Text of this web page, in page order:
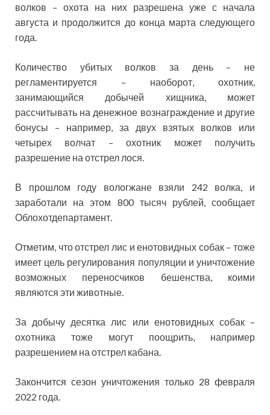
волков – охота на них разрешена уже с начала
августа и продолжится до конца марта следующего
года.
Количество убитых волков за день – не
регламентируется – наоборот, охотник,
занимающийся добычей хищника, может
рассчитывать на денежное вознаграждение и другие
бонусы – например, за двух взятых волков или
четырех волчат – охотник может получить
разрешение на отстрел лося.
В прошлом году вологжане взяли 242 волка, и
заработали на этом 800 тысяч рублей, сообщает
Облохотдепартамент.
Отметим, что отстрел лис и енотовидных собак – тоже
имеет цель регулирования популяции и уничтожение
возможных переносчиков бешенства, коими
являются эти животные.
За добычу десятка лис или енотовидных собак –
охотника тоже могут поощрить, например
разрешением на отстрел кабана.
Закончится сезон уничтожения только 28 февраля
2022 года.